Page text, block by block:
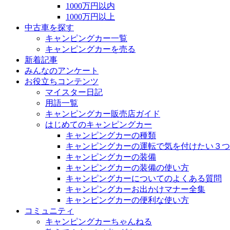
1000万円以内
1000万円以上
中古車を探す
キャンピングカー一覧
キャンピングカーを売る
新着記事
みんなのアンケート
お役立ちコンテンツ
マイスター日記
用語一覧
キャンピングカー販売店ガイド
はじめてのキャンピングカー
キャンピングカーの種類
キャンピングカーの運転で気を付けたい３
キャンピングカーの装備
キャンピングカーの装備の使い方
キャンピングカーについてのよくある質問
キャンピングカーお出かけマナー全集
キャンピングカーの便利な使い方
コミュニティ
キャンピングカーちゃんねる